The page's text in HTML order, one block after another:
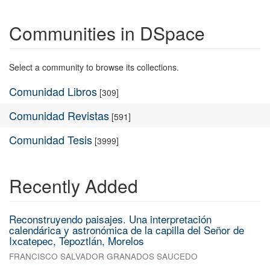
Communities in DSpace
Select a community to browse its collections.
Comunidad Libros [309]
Comunidad Revistas [591]
Comunidad Tesis [3999]
Recently Added
Reconstruyendo paisajes. Una interpretación
calendárica y astronómica de la capilla del Señor de
Ixcatepec, Tepoztlán, Morelos
FRANCISCO SALVADOR GRANADOS SAUCEDO